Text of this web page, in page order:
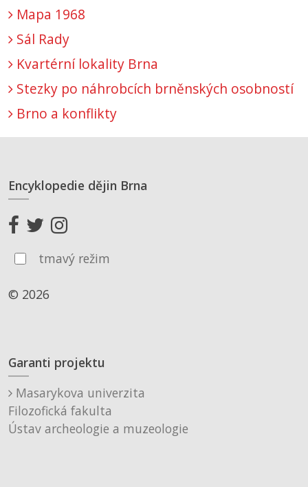
Mapa 1968
Sál Rady
Kvartérní lokality Brna
Stezky po náhrobcích brněnských osobností
Brno a konflikty
Encyklopedie dějin Brna
tmavý režim
© 2026
Garanti projektu
Masarykova univerzita
Filozofická fakulta
Ústav archeologie a muzeologie